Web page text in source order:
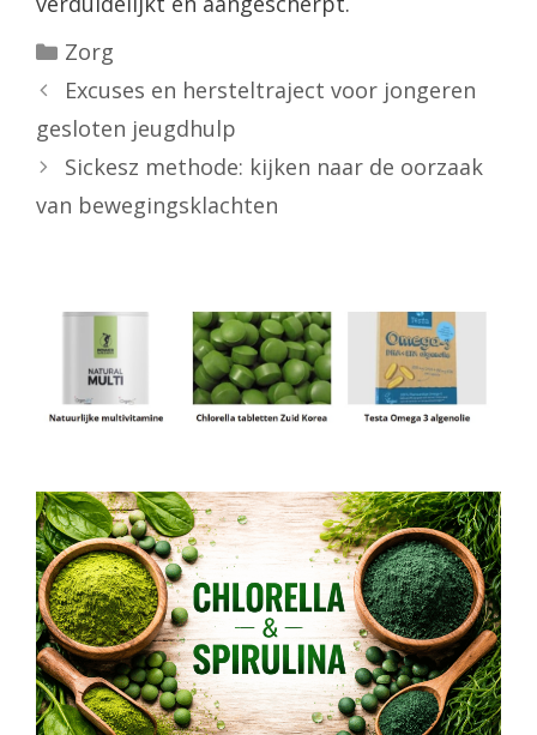
Categorieën
Zorg
Excuses en hersteltraject voor jongeren
gesloten jeugdhulp
Sickesz methode: kijken naar de oorzaak
van bewegingsklachten